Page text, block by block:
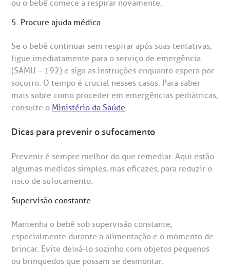
ou o bebê comece a respirar novamente.
5. Procure ajuda médica
Se o bebê continuar sem respirar após suas tentativas,
ligue imediatamente para o serviço de emergência
(SAMU – 192) e siga as instruções enquanto espera por
socorro. O tempo é crucial nesses casos. Para saber
mais sobre como proceder em emergências pediátricas,
consulte o Ministério da Saúde.
Dicas para prevenir o sufocamento
Prevenir é sempre melhor do que remediar. Aqui estão
algumas medidas simples, mas eficazes, para reduzir o
risco de sufocamento:
Supervisão constante
Mantenha o bebê sob supervisão constante,
especialmente durante a alimentação e o momento de
brincar. Evite deixá-lo sozinho com objetos pequenos
ou brinquedos que possam se desmontar.